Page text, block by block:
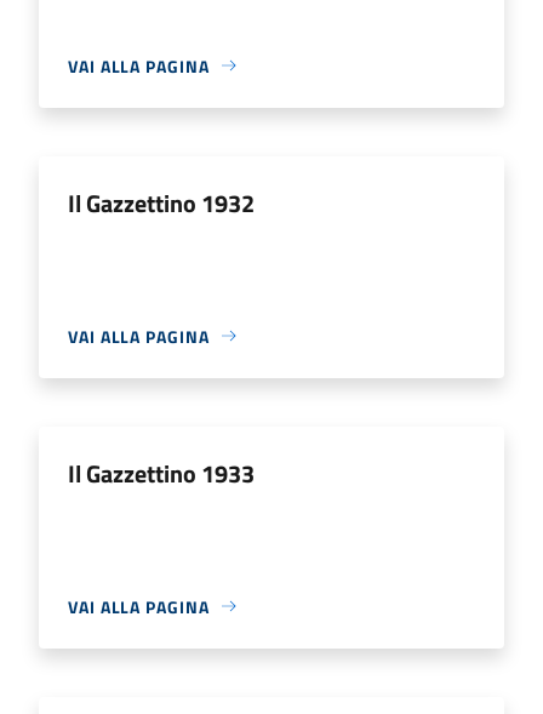
VAI ALLA PAGINA
Il Gazzettino 1932
VAI ALLA PAGINA
Il Gazzettino 1933
VAI ALLA PAGINA